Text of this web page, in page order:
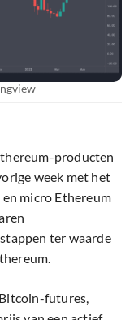
producten
week met het
micro Ethereum
ter waarde
futures,